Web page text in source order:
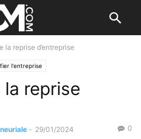
la reprise d’entreprise
l'entreprise
la reprise
- 29/01/2024 0